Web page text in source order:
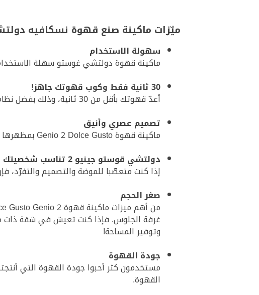
ميّزات ماكينة صنع قهوة نسكافيه
سهولة الاستخدام
ماكينة قهوة دولتشي غوستو سهلة الاستخدام،
30 ثانية فقط وكوب قهوتك جاهز!
أعدّ قهوتك بأقل من 30 ثانية، وذلك بفضل نظام التسخين الفريد الذي يتيح لك أن تتحكم وتوازن درجة حرارة قهوتك.
تصميم عصري وأنيق
ماكينة قهوة Genio 2 Dolce Gusto بمظهرها الأنيق والعصري ستليق وتتّسق مع أي ديكور للمطبخ أو غرفة الجلوس.
دولتشي قوستو جينيو 2 تناسب شخصيتك
إذا كنت متعصّبا للموضة والتصميم والتفرّد، فإن ماكينة صنع القهوة جينيو 2
صغر الحجم
وتوفير المساحة!
جودة القهوة
القهوة.